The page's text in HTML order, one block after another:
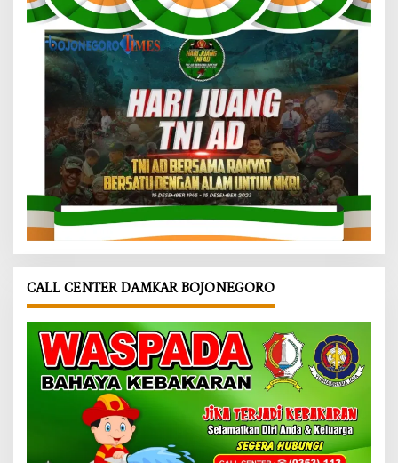
CALL CENTER DAMKAR BOJONEGORO